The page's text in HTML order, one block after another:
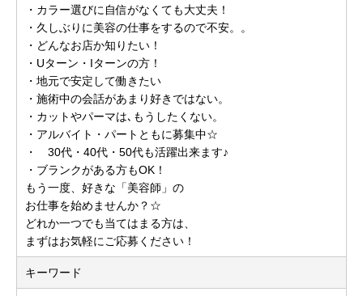
・カラー選びに自信がなくても大丈夫！
・久しぶりに美容の仕事をするので不安。。
・どんなお店か知りたい！
・Uターン・Iターンの方！
・地元で安定して働きたい
・施術中の会話があまり好きではない。
・カットやパーマは､もうしたくない。
・アルバイト・パートともに募集中☆
・ 30代・40代・50代も活躍出来ます♪
・ブランクがある方もOK！
もう一度、好きな「美容師」の
お仕事を始めませんか？☆
どれか一つでも当てはまる方は、
まずはお気軽にご応募ください！
キーワード